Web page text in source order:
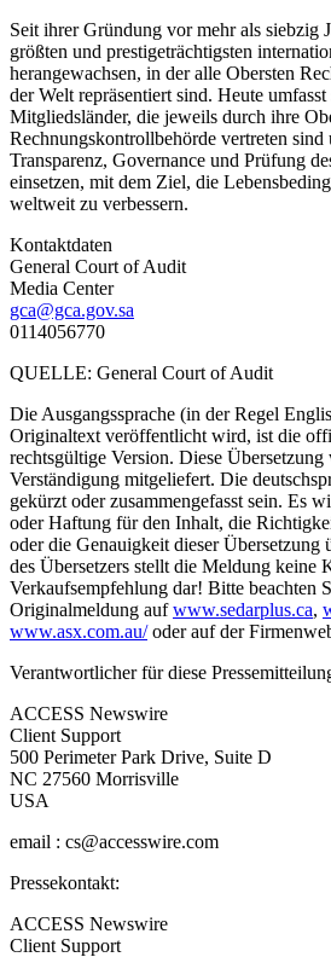
Seit ihrer Gründung vor mehr als siebzig
größten und prestigeträchtigsten
herangewachsen, in der alle Obersten
der Welt repräsentiert sind. Heute
Mitgliedsländer, die jeweils durch ihre
Rechnungskontrollbehörde vertreten
Transparenz, Governance und Prüfung
einsetzen, mit dem Ziel, die
weltweit zu verbessern.
Kontaktdaten
General Court of Audit
Media Center
gca@gca.gov.sa
0114056770
QUELLE: General Court of Audit
Die Ausgangssprache (in der Regel
Originaltext veröffentlicht wird, ist die
rechtsgültige Version. Diese Übersetzung
Verständigung mitgeliefert. Die
gekürzt oder zusammengefasst sein. Es
oder Haftung für den Inhalt, die
oder die Genauigkeit dieser Übersetzung
des Übersetzers stellt die Meldung keine
Verkaufsempfehlung dar! Bitte beachten
Originalmeldung aufwww.sedarplus.ca,
www.asx.com.au/oder auf der
Verantwortlicher für diese
ACCESS Newswire
Client Support
500 Perimeter Park Drive, Suite D
NC 27560 Morrisville
USA
email : cs@accesswire.com
Pressekontakt:
ACCESS Newswire
Client Support